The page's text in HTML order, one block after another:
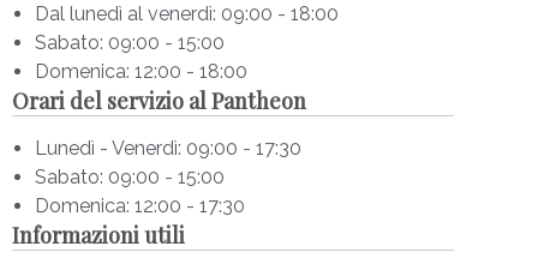
Basilica come luogo di eterno riposo.
Ascolta la voce dellaRegina Margherita
riposa con il suo Re, Umberto I e con il primo Re
in questo tempio che Stendhal definì “
resto dell’antichità romana
poco sofferto e che ci appare come dovettero
vederlo alla loro epoca i Romani.
Dal lunedì al venerdì: 09:00 - 18:00
Sabato: 09:00 - 15:00
Domenica: 12:00 - 18:00
Orari del servizio al Pantheon
Lunedì - Venerdì: 09:00 - 17:30
Sabato: 09:00 - 15:00
Domenica: 12:00 - 17:30
Informazioni utili